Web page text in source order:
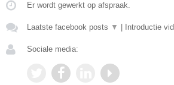
Er wordt gewerkt op afspraak.
Laatste facebook posts ▼ Introductie
Sociale media: